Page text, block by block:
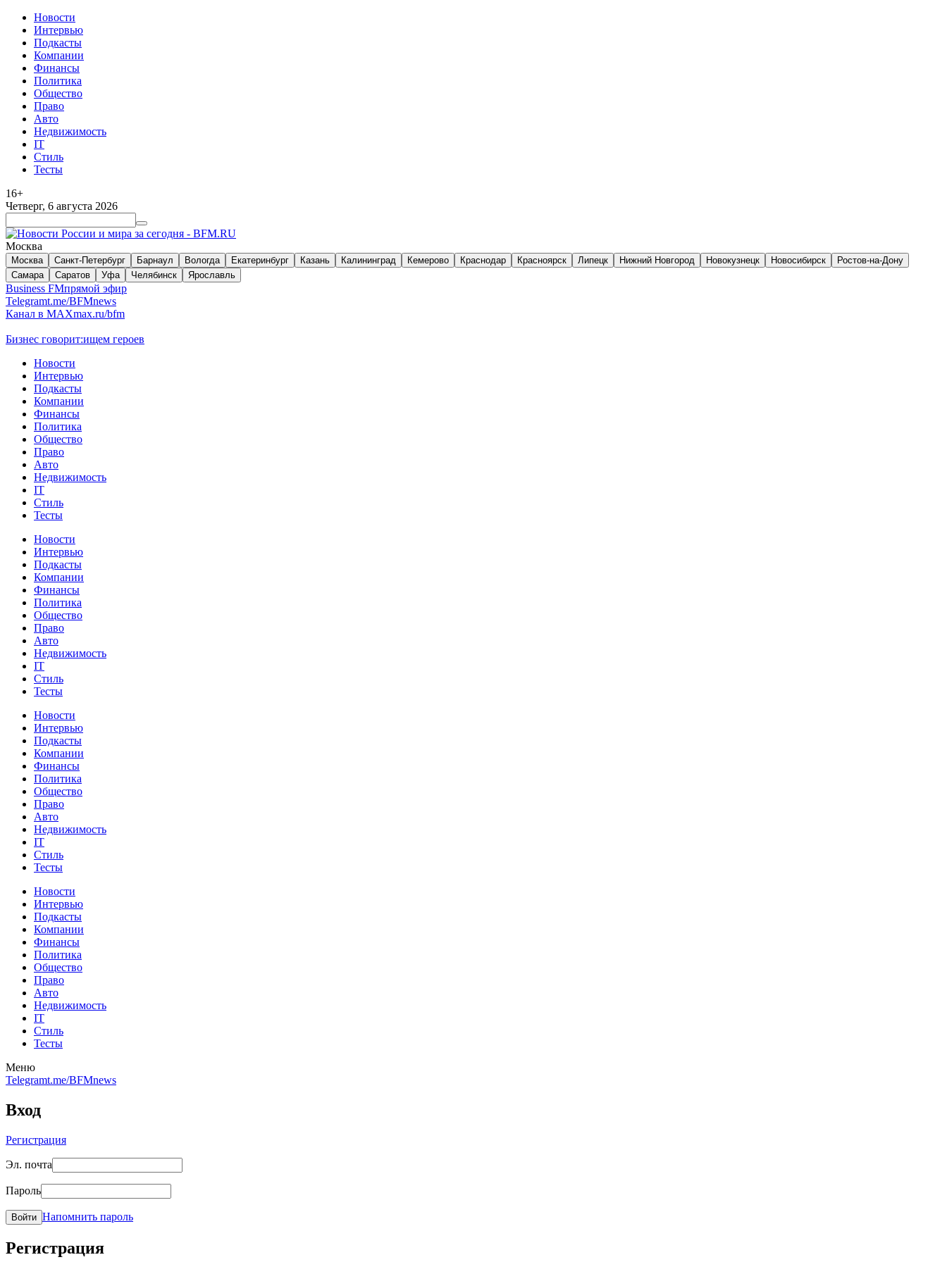
Новости
Интервью
Подкасты
Компании
Финансы
Политика
Общество
Право
Авто
Недвижимость
IT
Стиль
Тесты
16+
Четверг, 6 августа 2026
Москва
Москва Санкт-Петербург Барнаул Вологда Екатеринбург Казань Калининград Кемерово Краснодар Красноярск Липецк Нижний Новгород Новокузнецк Новосибирск
Ростов-на-Дону
Самара
Саратов Уфа Челябинск Ярославль
Business FMпрямой эфир
Telegramt.me/BFMnews
Канал в MAXmax.ru/bfm
Бизнес говорит:ищем героев
Новости
Интервью
Подкасты
Компании
Финансы
Политика
Общество
Право
Авто
Недвижимость
IT
Стиль
Тесты
Новости
Интервью
Подкасты
Компании
Финансы
Политика
Общество
Право
Авто
Недвижимость
IT
Стиль
Тесты
Новости
Интервью
Подкасты
Компании
Финансы
Политика
Общество
Право
Авто
Недвижимость
IT
Стиль
Тесты
Новости
Интервью
Подкасты
Компании
Финансы
Политика
Общество
Право
Авто
Недвижимость
IT
Стиль
Тесты
Меню
Telegramt.me/BFMnews
Вход
Регистрация
Эл. почта
Пароль
Войти Напомнить пароль
Регистрация